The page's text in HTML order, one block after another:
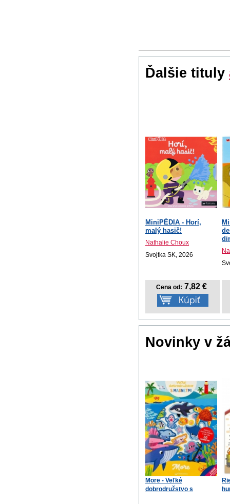
Ďalšie tituly
MiniPÉDIA - Horí,
malý hasič!
Nathalie Choux
Svojtka SK, 2026
Cena od: 7,82 €
Novinky v
More - Veľké
dobrodružstvo s